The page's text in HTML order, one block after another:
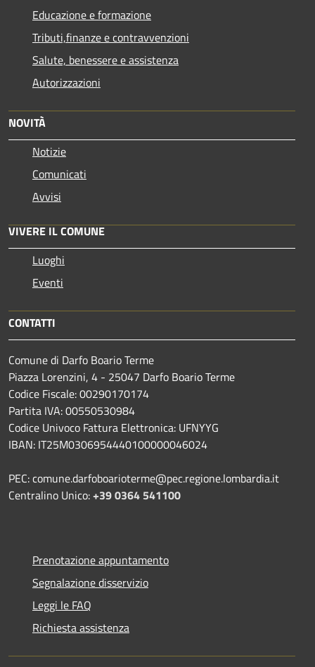
Educazione e formazione
Tributi,finanze e contravvenzioni
Salute, benessere e assistenza
Autorizzazioni
NOVITÀ
Notizie
Comunicati
Avvisi
VIVERE IL COMUNE
Luoghi
Eventi
CONTATTI
Comune di Darfo Boario Terme
Piazza Lorenzini, 4 - 25047 Darfo Boario Terme
Codice Fiscale: 00290170174
Partita IVA: 00550530984
Codice Univoco Fattura Elettronica: UFNYYG
IBAN: IT25M0306954440100000046024
PEC: comune.darfoboarioterme@pec.regione.lombardia.it
Centralino Unico:+39 0364 541100
Prenotazione appuntamento
Segnalazione disservizio
Leggi le FAQ
Richiesta assistenza